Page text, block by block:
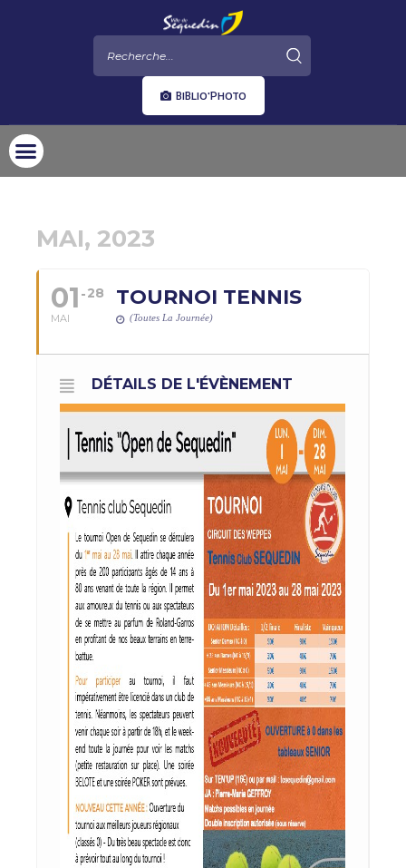
BIBLIO'PHOTO
MAI, 2023
01
MAI
28 TOURNOI TENNIS
(Toutes La Journée)
DÉTAILS DE L'ÉVÈNEMENT